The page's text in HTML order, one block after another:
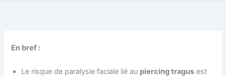
En bref :
Le risque de paralysie faciale lié au piercing tragus est